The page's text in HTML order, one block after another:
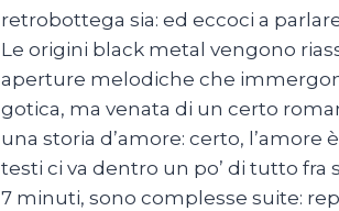
retrobottega sia: ed eccoci a
Le origini black metal vengono
aperture melodiche che
gotica, ma venata di un certo
una storia d’amore: certo,
testi ci va dentro un po’ di tutto
7 minuti, sono complesse suite: